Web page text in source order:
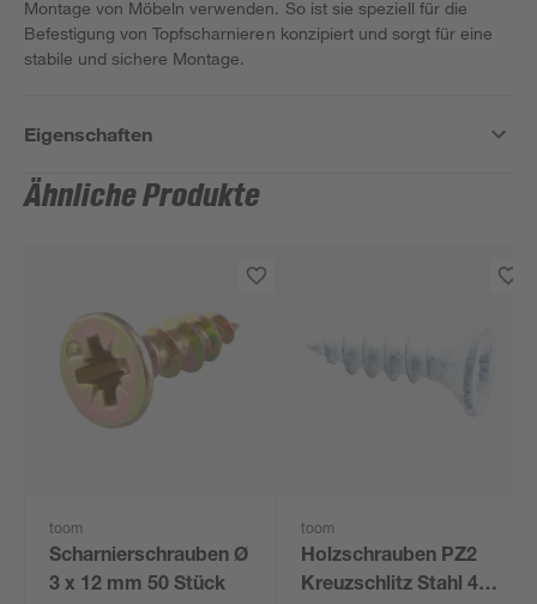
Montage von Möbeln verwenden. So ist sie speziell für die
Befestigung von Topfscharnieren konzipiert und sorgt für eine
stabile und sichere Montage.
Eigenschaften
Ähnliche Produkte
toom
Scharnierschrauben Ø
3 x 12 mm 50 Stück
toom
Holzschrauben PZ2
Kreuzschlitz Stahl 4 x